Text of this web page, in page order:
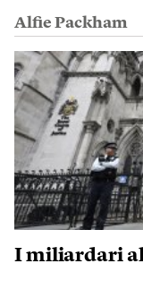
Alfie Packham
I miliardari